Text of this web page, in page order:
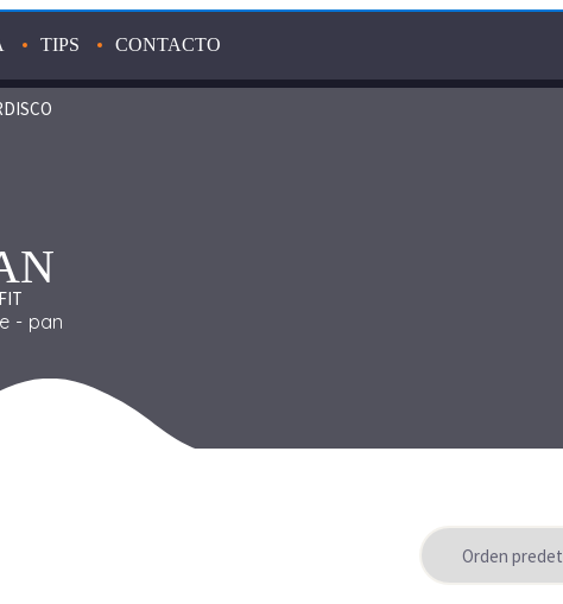
TIPS CONTACTO
pan